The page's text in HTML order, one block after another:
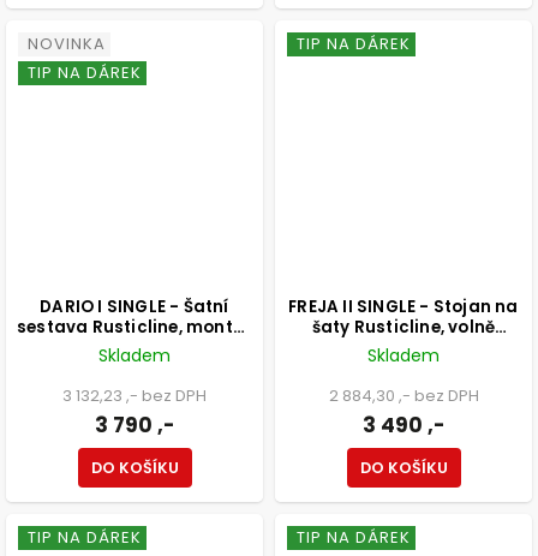
NOVINKA
TIP NA DÁREK
DARIO I SINGLE - Šatní
sestava Rusticline, montáž
do stěny, 1100x2300mm
Skladem
3 132,23 ,- bez DPH
3 790 ,-
DO KOŠÍKU
TIP NA DÁREK
FREJA II SINGLE - Stojan na
šaty Rusticline, volně
stojící, 1100x1580mm
Skladem
2 884,30 ,- bez DPH
3 490 ,-
DO KOŠÍKU
TIP NA DÁREK TIP NA DÁREK